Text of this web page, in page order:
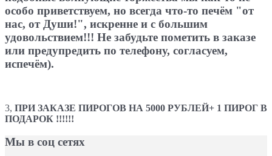
особо приветствуем, но всегда что-то печём "от
нас, от Души!", искренне и с большим
удовольствием!!! Не забудьте пометить в заказе
или предупредить по телефону, согласуем,
испечём).
3, ПРИ ЗАКАЗЕ ПИРОГОВ НА 5000 РУБЛЕЙ+ 1 ПИРОГ В
ПОДАРОК !!!!!!
Мы в соц сетях